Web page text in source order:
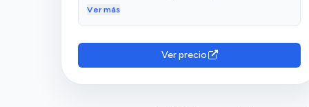
reparto para un día estuve esperando todo el
siguiente lo volvieron a sacar a reparto y llegó
por la tarde. Llamas a sus teleoperadora y no
te atiende nadie más que una máquina
Ver más
Ver precio